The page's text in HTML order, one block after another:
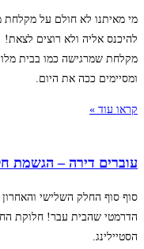
מי מאיתנו לא חולם על מקלחת
להיכנס אליה ולא רוצים לצאת!
מקלחת שמרגישה כמו בבית
ומסיימים ככה את היום.
קראו עוד »
עוברים דירה – הגשמת
סוף סוף החלק השלישי
הדרמטי שהבית עבר! חלוקת
הסטיילינג.